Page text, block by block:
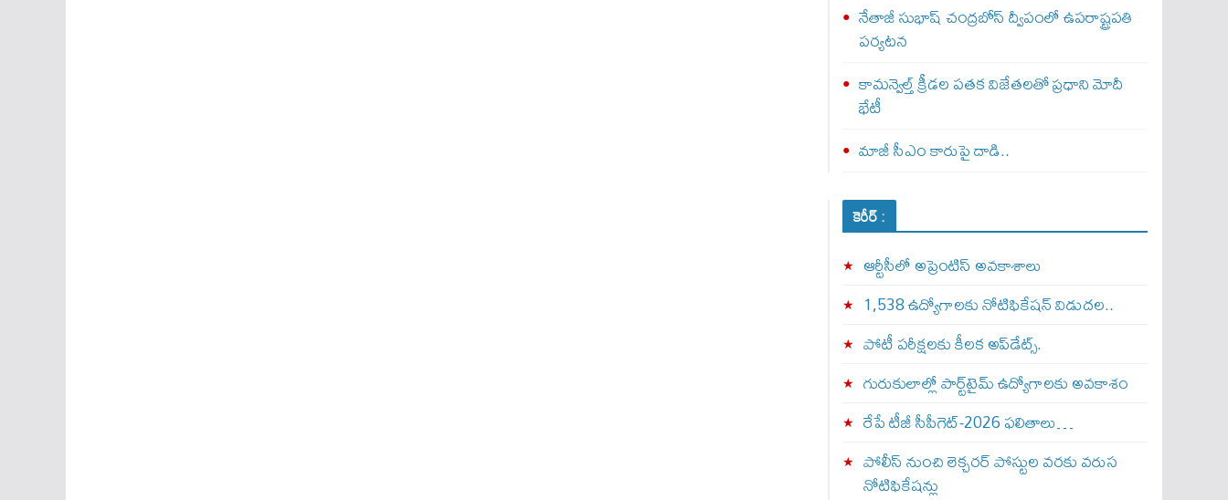
నేతాజీ సుభాష్ చంద్రబోస్ ద్వీపంలో ఉపరాష్ట్రపతి
పర్యటన
కామన్వెల్త్‌ క్రీడల పతక విజేతలతో ప్రధాని మోదీ
భేటీ
మాజీ సీఎం కారుపై దాడి..
కెరీర్ :
ఆర్టీసీలో అప్రెంటిస్‌ అవకాశాలు
1,538 ఉద్యోగాలకు నోటిఫికేషన్ విడుదల..
పోటీ పరీక్షలకు కీలక అప్‌డేట్స్.
గురుకులాల్లో పార్ట్‌టైమ్ ఉద్యోగాలకు అవకాశం
రేపే టీజీ సీపీగెట్‌-2026 ఫలితాలు…
పోలీస్ నుంచి లెక్చరర్ పోస్టుల వరకు వరుస
నోటిఫికేషన్లు